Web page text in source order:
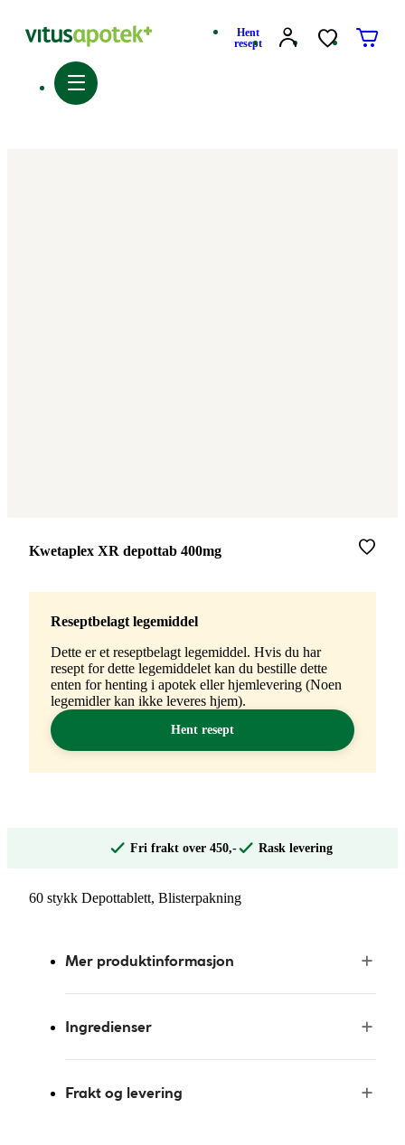
Hent
resept
Merke:
Kwetaplex XR depottab 400mg
Reseptbelagt legemiddel
Dette er et reseptbelagt legemiddel. Hvis du har
resept for dette legemiddelet kan du bestille dette
enten for henting i apotek eller hjemlevering (Noen
legemidler kan ikke leveres hjem).
Hent resept
Fri frakt over 450,- Rask levering
60 stykk Depottablett, Blisterpakning
Mer produktinformasjon
Ingredienser
Frakt og levering